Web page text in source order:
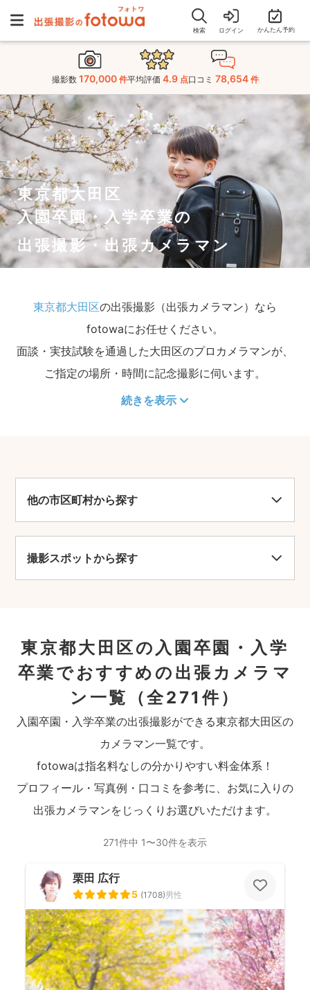
検索 ログイン かんたん予約
撮影数 170,000 件平均評価 4.9 点口コミ 78,654 件
東京都大田区
入園卒園・入学卒業の
出張撮影・出張カメラマン
東京都大田区の出張撮影（出張カメラマン）なら
fotowaにお任せください。
面談・実技試験を通過した大田区のプロカメラマンが、
ご指定の場所・時間に記念撮影に伺います。
続きを表示
他の市区町村から探す
撮影スポットから探す
東京都大田区の入園卒園・入学
卒業でおすすめの出張カメラマ
ン一覧
（全271件）
入園卒園・入学卒業の出張撮影ができる東京都大田区の
カメラマン一覧です。
fotowaは指名料なしの分かりやすい料金体系！
プロフィール・写真例・口コミを参考に、お気に入りの
出張カメラマンをじっくりお選びいただけます。
271件中 1〜30件を表示
栗田 広行
5 (1708)男性